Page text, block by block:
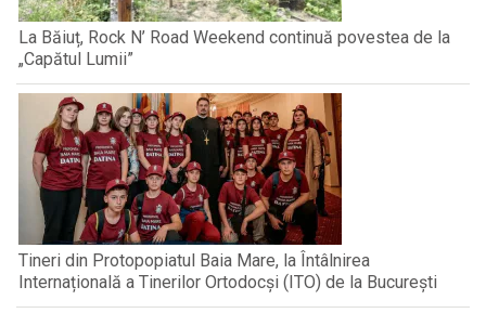
La Băiuț, Rock N’ Road Weekend continuă povestea de la
„Capătul Lumii”
Tineri din Protopopiatul Baia Mare, la Întâlnirea
Internațională a Tinerilor Ortodocși (ITO) de la București